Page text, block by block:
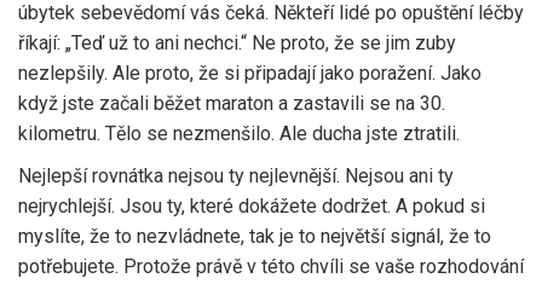
úbytek sebevědomí vás čeká. Někteří lidé po opuštění léčby
říkají: „Teď už to ani nechci.“ Ne proto, že se jim zuby
nezlepšily. Ale proto, že si připadají jako poražení. Jako
když jste začali běžet maraton a zastavili se na 30.
kilometru. Tělo se nezmenšilo. Ale ducha jste ztratili.
Nejlepší rovnátka nejsou ty nejlevnější. Nejsou ani ty
nejrychlejší. Jsou ty, které dokážete dodržet. A pokud si
myslíte, že to nezvládnete, tak je to největší signál, že to
potřebujete. Protože právě v této chvíli se vaše rozhodování